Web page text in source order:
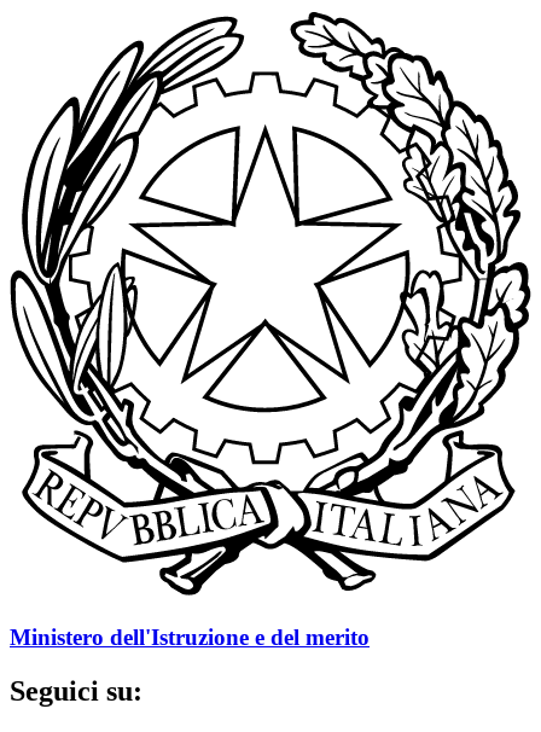
Ministero dell'Istruzione e del merito
Seguici su: